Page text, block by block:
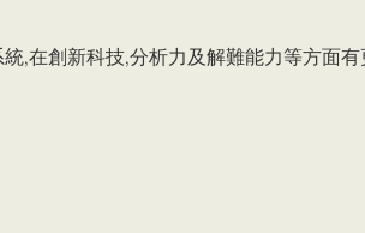
,在創新科技,分析力及解難能力等方面有